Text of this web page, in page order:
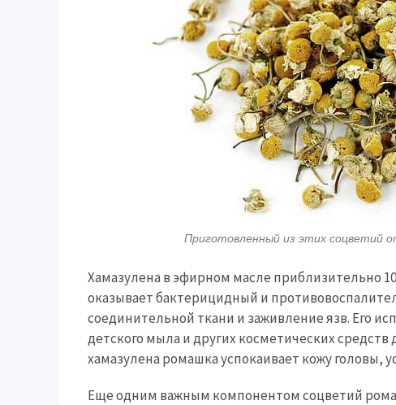
Приготовленный из этих соцветий
Хамазулена в эфирном масле приблизительно
оказывает бактерицидный и
соединительной ткани и заживление язв. Его
детского мыла и других косметических
хамазулена ромашка успокаивает кожу головы,
Еще одним важным компонентом соцветий